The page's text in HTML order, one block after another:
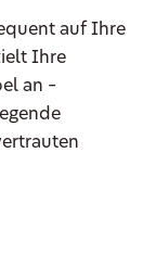
auf Ihre
Ihre
an –